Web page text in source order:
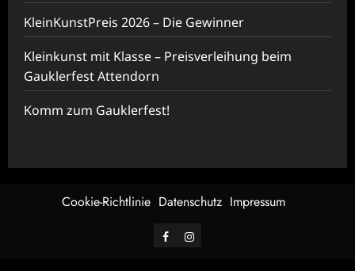
KleinKunstPreis 2026 – Die Gewinner
Kleinkunst mit Klasse – Preisverleihung beim
Gauklerfest Attendorn
Komm zum Gauklerfest!
Cookie-Richtlinie Datenschutz Impressum
FacebookInstagram